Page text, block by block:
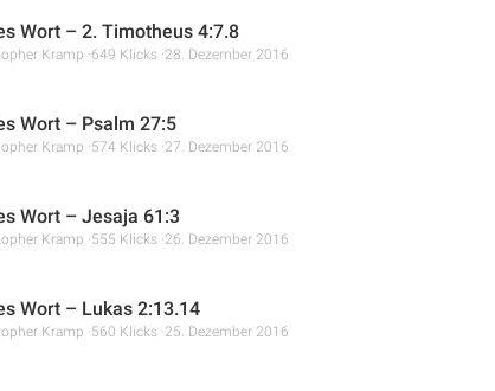
Wort – 2. Timotheus 4:7.8
Kramp 649 Klicks 28. Dezember 2016
Wort – Psalm 27:5
Kramp 574 Klicks 27. Dezember 2016
Wort – Jesaja 61:3
Kramp 555 Klicks 26. Dezember 2016
Wort – Lukas 2:13.14
Kramp 560 Klicks 25. Dezember 2016